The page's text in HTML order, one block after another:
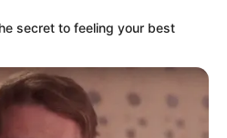
secret to feeling your best